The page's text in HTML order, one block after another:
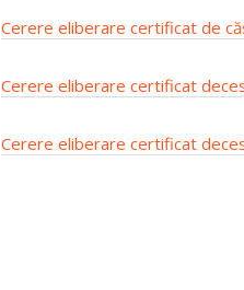
Cerere eliberare certificat de
Cerere eliberare certificat
Cerere eliberare certificat